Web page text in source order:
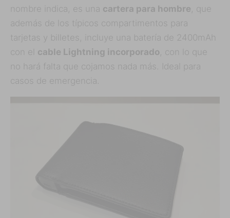
nombre indica, es una cartera para hombre , que
además de los típicos compartimentos para
tarjetas y billetes, incluye una batería de 2400mAh
con el cable Lightning incorporado , con lo que
no hará falta que cojamos nada más. Ideal para
casos de emergencia.